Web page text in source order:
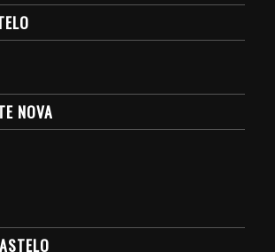
NOVA